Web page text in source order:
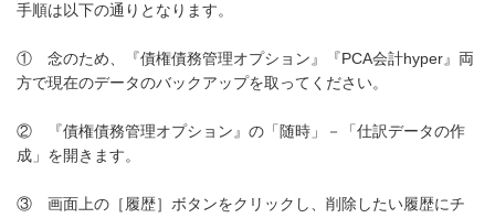
手順は以下の通りとなります。
① 念のため、『債権債務管理オプション』『PCA会計hyper』両
方で現在のデータのバックアップを取ってください。
② 『債権債務管理オプション』の「随時」－「仕訳データの作
成」を開きます。
③ 画面上の［履歴］ボタンをクリックし、削除したい履歴にチ